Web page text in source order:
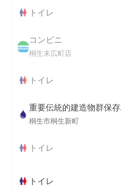
トイレ
コンビニ
桐生末広町店
トイレ
重要伝統的建造物群保
桐生市桐生新町
トイレ
トイレ